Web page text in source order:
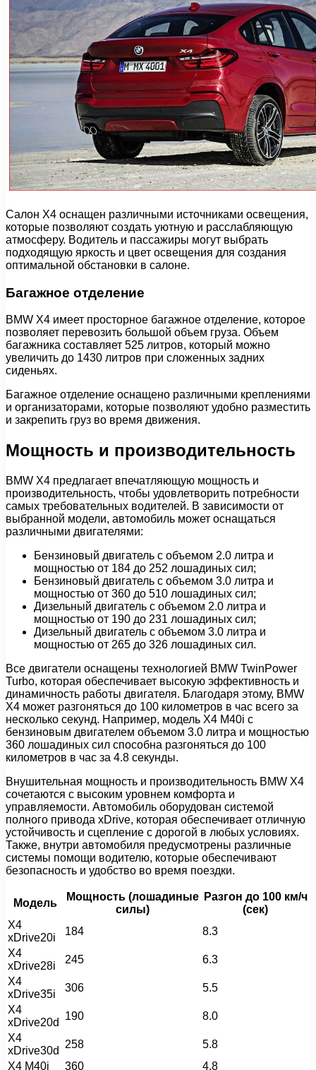
Салон X4 оснащен различными источниками освещения,
которые позволяют создать уютную и расслабляющую
атмосферу. Водитель и пассажиры могут выбрать
подходящую яркость и цвет освещения для создания
оптимальной обстановки в салоне.
Багажное отделение
BMW X4 имеет просторное багажное отделение, которое
позволяет перевозить большой объем груза. Объем
багажника составляет 525 литров, который можно
увеличить до 1430 литров при сложенных задних
сиденьях.
Багажное отделение оснащено различными креплениями
и организаторами, которые позволяют удобно разместить
и закрепить груз во время движения.
Мощность и производительность
BMW X4 предлагает впечатляющую мощность и
производительность, чтобы удовлетворить потребности
самых требовательных водителей. В зависимости от
выбранной модели, автомобиль может оснащаться
различными двигателями:
Бензиновый двигатель с объемом 2.0 литра и
мощностью от 184 до 252 лошадиных сил;
Бензиновый двигатель с объемом 3.0 литра и
мощностью от 360 до 510 лошадиных сил;
Дизельный двигатель с объемом 2.0 литра и
мощностью от 190 до 231 лошадиных сил;
Дизельный двигатель с объемом 3.0 литра и
мощностью от 265 до 326 лошадиных сил.
Все двигатели оснащены технологией BMW TwinPower
Turbo, которая обеспечивает высокую эффективность и
динамичность работы двигателя. Благодаря этому, BMW
X4 может разгоняться до 100 километров в час всего за
несколько секунд. Например, модель X4 M40i с
бензиновым двигателем объемом 3.0 литра и мощностью
360 лошадиных сил способна разгоняться до 100
километров в час за 4.8 секунды.
Внушительная мощность и производительность BMW X4
сочетаются с высоким уровнем комфорта и
управляемости. Автомобиль оборудован системой
полного привода xDrive, которая обеспечивает отличную
устойчивость и сцепление с дорогой в любых условиях.
Также, внутри автомобиля предусмотрены различные
системы помощи водителю, которые обеспечивают
безопасность и удобство во время поездки.
Модель
Мощность (лошадиные
силы)
Разгон до 100 км/ч
(сек)
X4
xDrive20i
184
8.3
X4
xDrive28i
245
6.3
X4
xDrive35i
306
5.5
X4
xDrive20d
190
8.0
X4
xDrive30d
258
5.8
X4 M40i
360 4.8